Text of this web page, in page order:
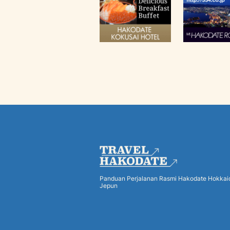
Panduan Perjalanan Rasmi Hakodate
Jepun